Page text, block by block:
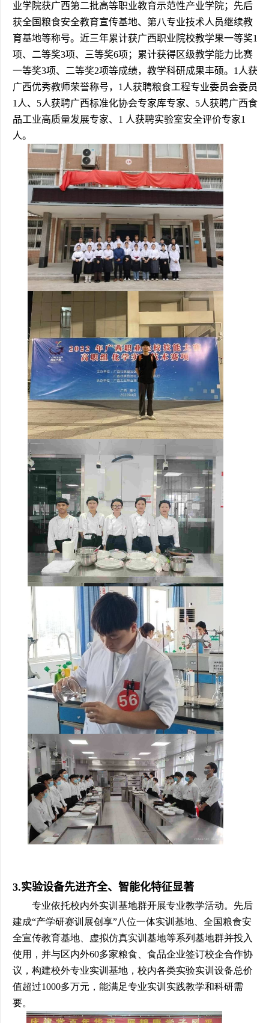
业学院获广西第二批高等职业教育示范性产业学院；先后
获全国粮食安全教育宣传基地、第八专业技术人员继续教
育基地等称号。近三年累计获广西职业院校教学果一等奖1
项、二等奖3项、三等奖6项；累计获得区级教学能力比赛
一等奖3项、二等奖2项等成绩，教学科研成果丰硕。1人获
广西优秀教师荣誉称号，1人获聘粮食工程专业委员会委员
1人、5人获聘广西标准化协会专家库专家、5人获聘广西食
品工业高质量发展专家、1 人获聘实验室安全评价专家1
人。
3.实验设备先进齐全、智能化特征显著
专业依托校内外实训基地群开展专业教学活动。先后
建成“产学研赛训展创享”八位一体实训基地、全国粮食安
全宣传教育基地、虚拟仿真实训基地等系列基地群并投入
使用，并与区内外60多家粮食、食品企业签订校企合作协
议，构建校外专业实训基地，校内各类实验实训设备总价
值超过1000多万元，能满足专业实训实践教学和科研需
要。